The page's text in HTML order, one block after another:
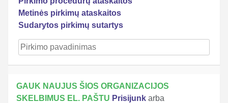
Metinės pirkimų ataskaitos
Sudarytos pirkimų sutartys
GAUK NAUJUS ŠIOS ORGANIZACIJOS
SKELBIMUS EL. PAŠTU Prisijunk arba